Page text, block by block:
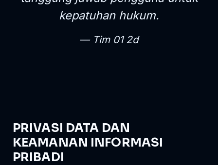
kepatuhan hukum.
Tim 01 2d
PRIVASI DATA DAN
KEAMANAN INFORMASI
PRIBADI